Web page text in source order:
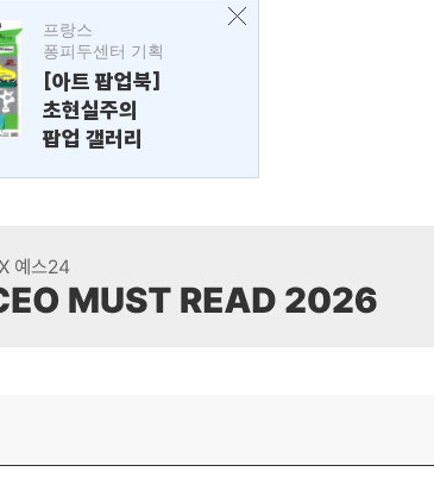
프랑스
퐁피두센터 기획
[아트 팝업북]
초현실주의
팝업 갤러리